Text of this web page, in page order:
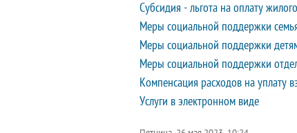
Субсидия - льгота на оплату
Меры социальной поддержки
Меры социальной поддержки
Меры социальной поддержки
Компенсация расходов на уплату
Услуги в электронном виде